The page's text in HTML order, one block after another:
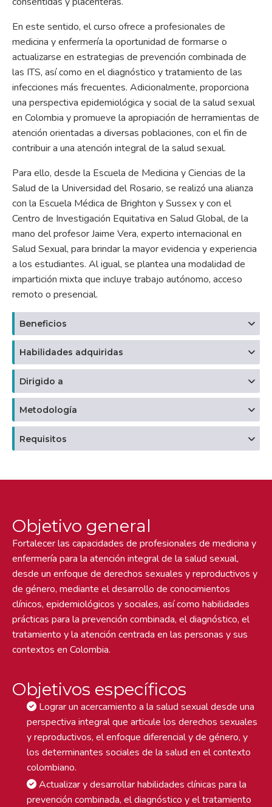
En este sentido, el curso ofrece a profesionales de
medicina y enfermería la oportunidad de formarse o
actualizarse en estrategias de prevención combinada de
las ITS, así como en el diagnóstico y tratamiento de las
infecciones más frecuentes. Adicionalmente, proporciona
una perspectiva epidemiológica y social de la salud sexual
en Colombia y promueve la apropiación de herramientas de
atención orientadas a diversas poblaciones, con el fin de
contribuir a una atención integral de la salud sexual.
Para ello, desde la Escuela de Medicina y Ciencias de la
Salud de la Universidad del Rosario, se realizó una alianza
con la Escuela Médica de Brighton y Sussex y con el
Centro de Investigación Equitativa en Salud Global, de la
mano del profesor Jaime Vera, experto internacional en
Salud Sexual, para brindar la mayor evidencia y experiencia
a los estudiantes. Al igual, se plantea una modalidad de
impartición mixta que incluye trabajo autónomo, acceso
remoto o presencial.
Beneficios
Habilidades adquiridas
Dirigido a
Metodología
Requisitos
Objetivo general
Fortalecer las capacidades de profesionales de medicina y
enfermería para la atención integral de la salud sexual,
desde un enfoque de derechos sexuales y reproductivos y
de género, mediante el desarrollo de conocimientos
clínicos, epidemiológicos y sociales, así como habilidades
prácticas para la prevención combinada, el diagnóstico, el
tratamiento y la atención centrada en las personas y sus
contextos en Colombia.
Objetivos específicos
Lograr un acercamiento a la salud sexual desde una
perspectiva integral que articule los derechos sexuales
y reproductivos, el enfoque diferencial y de género, y
los determinantes sociales de la salud en el contexto
colombiano.
Actualizar y desarrollar habilidades clínicas para la
prevención combinada, el diagnóstico y el tratamiento